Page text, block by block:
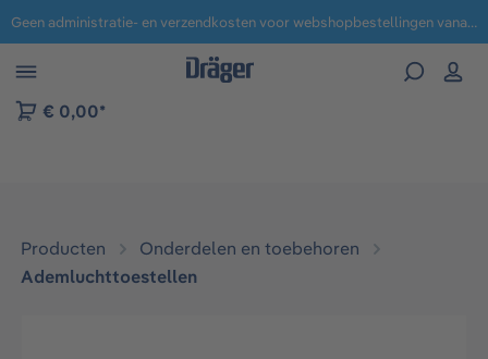
naar navigatie B2B-platform Geen administratie- en verzendkosten voor webshopbestellingen vanaf € 100,-.
€ 0,00*
Producten
Onderdelen en toebehoren
Ademluchttoestellen